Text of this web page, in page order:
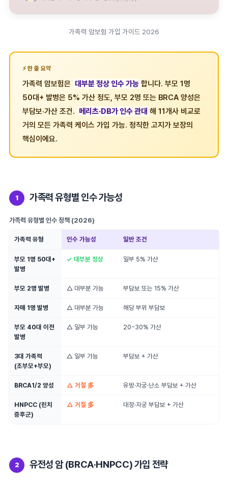
가족력 암보험 가입 가이드 2026
한 줄 요약
가족력 암보험은 대부분 정상 인수 가능 합니다. 부모 1명
50대+ 발병은 5% 가산 정도, 부모 2명 또는 BRCA 양성은
부담보·가산 조건. 메리츠·DB가 인수 관대 해 11개사 비교로
거의 모든 가족력 케이스 가입 가능. 정직한 고지가 보장의
핵심이에요.
1 가족력 유형별 인수 가능성
가족력 유형별 인수 정책 (2026)
가족력 유형 인수 가능성 일반 조건
부모 1명 50대+
발병
✓ 대부분 정상 일부 5% 가산
부모 2명 발병 △ 대부분 가능 부담보 또는 15% 가산
자매 1명 발병 △ 대부분 가능 해당 부위 부담보
부모 40대 이전
발병
△ 일부 가능 20~30% 가산
3대 가족력
(조부모+부모)
△ 일부 가능 부담보 + 가산
BRCA1/2 양성 △ 거절 多 유방·자궁·난소 부담보 + 가산
HNPCC (린치
증후군)
△ 거절 多 대장·자궁 부담보 + 가산
2 유전성 암 (BRCA·HNPCC) 가입 전략